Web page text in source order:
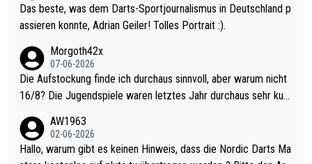
Das beste, was dem Darts-Sportjournalismus in Deutschland p
assieren konnte, Adrian Geiler! Tolles Portrait :).
Morgoth42x
07-06-2026
Die Aufstockung finde ich durchaus sinnvoll, aber warum nicht
16/8? Die Jugendspiele waren letztes Jahr durchaus sehr kurz
Allerdings ist Mitchell Lawrie als Nummer 1 der Welt eh qualifi
ziert. Somit ändert die automatische Qualifikation des Weltmei
AW1963
02-06-2026
Hallo, warum gibt es keinen Hinweis, dass die Nordic Darts Ma